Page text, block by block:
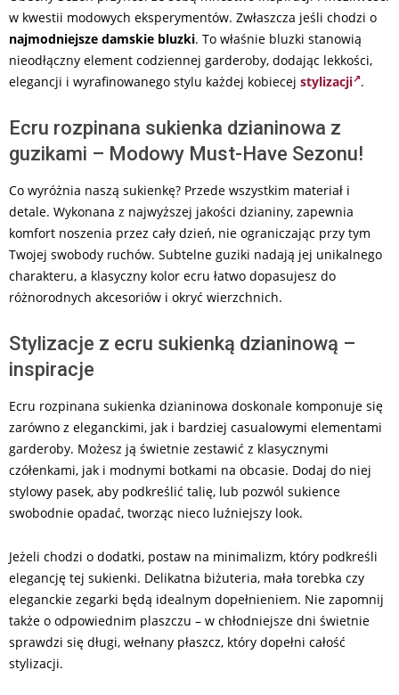
w kwestii modowych eksperymentów. Zwłaszcza jeśli chodzi o
najmodniejsze damskie bluzki. To właśnie bluzki stanowią
nieodłączny element codziennej garderoby, dodając lekkości,
elegancji i wyrafinowanego stylu każdej kobiecej stylizacji .
Ecru rozpinana sukienka dzianinowa z
guzikami – Modowy Must-Have Sezonu!
Co wyróżnia naszą sukienkę? Przede wszystkim materiał i
detale. Wykonana z najwyższej jakości dzianiny, zapewnia
komfort noszenia przez cały dzień, nie ograniczając przy tym
Twojej swobody ruchów. Subtelne guziki nadają jej unikalnego
charakteru, a klasyczny kolor ecru łatwo dopasujesz do
różnorodnych akcesoriów i okryć wierzchnich.
Stylizacje z ecru sukienką dzianinową –
inspiracje
Ecru rozpinana sukienka dzianinowa doskonale komponuje się
zarówno z eleganckimi, jak i bardziej casualowymi elementami
garderoby. Możesz ją świetnie zestawić z klasycznymi
czółenkami, jak i modnymi botkami na obcasie. Dodaj do niej
stylowy pasek, aby podkreślić talię, lub pozwól sukience
swobodnie opadać, tworząc nieco luźniejszy look.
Jeżeli chodzi o dodatki, postaw na minimalizm, który podkreśli
elegancję tej sukienki. Delikatna biżuteria, mała torebka czy
eleganckie zegarki będą idealnym dopełnieniem. Nie zapomnij
także o odpowiednim plaszczu – w chłodniejsze dni świetnie
sprawdzi się długi, wełnany płaszcz, który dopełni całość
stylizacji.